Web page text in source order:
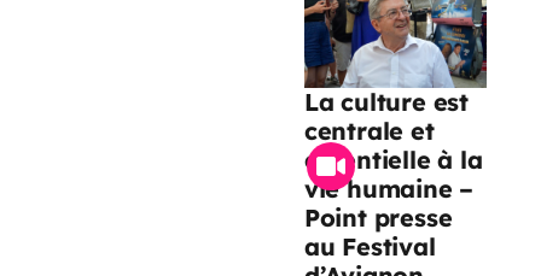
La culture est
centrale et
essentielle à la
vie humaine –
Point presse
au Festival